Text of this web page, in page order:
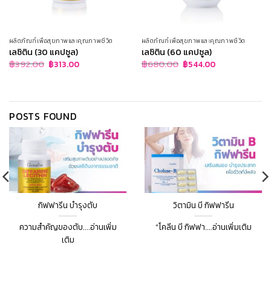
ผลิตภัณฑ์เพื่อสุขภาพและคุณภาพชีวิต
เลซิติน (30 แคปซูล)
฿392.00 Original
price
฿313.00Current
price
ผลิตภัณฑ์เพื่อสุขภาพและคุณภาพชีวิต
เลซิติน (60 แคปซูล)
฿680.00 Original
price
฿544.00Current
price
POSTS FOUND
กิฟฟารีน บำรุงตับ
ความสำคัญของตับ....อ่านเพิ่ม
เติม
วิตามิน บี กิฟฟารีน
“โคลีน บี กิฟฟา....อ่านเพิ่มเติม